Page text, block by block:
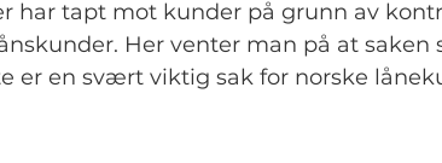
har tapt mot kunder på grunn av
Her venter man på at saken
er en svært viktig sak for norske